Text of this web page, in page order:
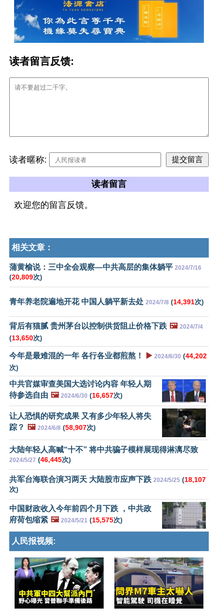
读者留言反馈:
读者暱称:
读者留言
欢迎您的留言反馈。
相关文章：
蒲黄榆说：三中全会观察—中共高层的集体躺平 2024/7/16
(20,809次)
青年养老院遍地开花 中国人躺平新去处 2024/7/8 (14,391次)
背后有猫腻 贵州茅台以控制供货阻止价格下跌 🖼️ 2024/7/4
(13,650次)
今年是最难混的一年 各行各业都煎熬！ ▶️ 2024/6/30 (44,202
次)
中共官媒审查美国大选讨论内容 年轻人期
待参选自由 🖼️ 2024/6/30 (16,657次)
让人恐惧的研究成果 又有多少年轻人将失
踪？ 🖼️ 2024/6/8 (58,907次)
大陆年轻人高喊“十不” 将中共骗子模样展现得淋漓尽致
2024/5/27 (46,445次)
共军台海联合演习两天 大陆股市应声下跌 2024/5/25 (18,107
次)
中国财政收入今年前四个月下跌 ，中共政
府荷包缩紧 🖼️ 2024/5/21 (15,575次)
人民报视频: